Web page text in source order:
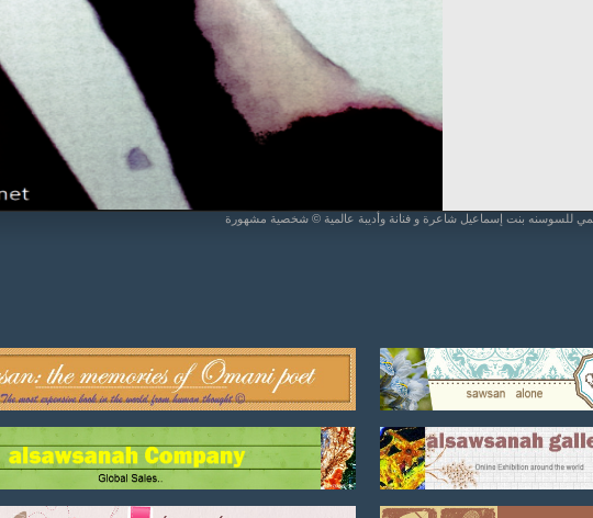
للسوسنه بنت إسماعيل شاعرة و فنانة وأديبة عالمية © شخصية مشهورة